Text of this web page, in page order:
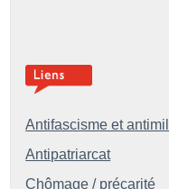
Antifascisme et
Antipatriarcat
Chômage / précarité